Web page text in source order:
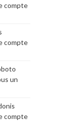
compte
compte
un
compte